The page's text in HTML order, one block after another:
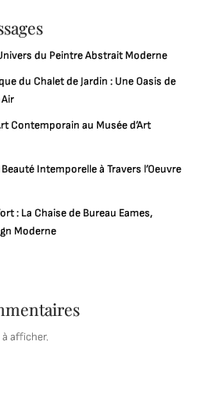
du Peintre Abstrait Moderne
du Chalet de Jardin : Une Oasis de
Contemporain au Musée d’Art
Intemporelle à Travers l’Oeuvre
: La Chaise de Bureau Eames,
Moderne
afficher.